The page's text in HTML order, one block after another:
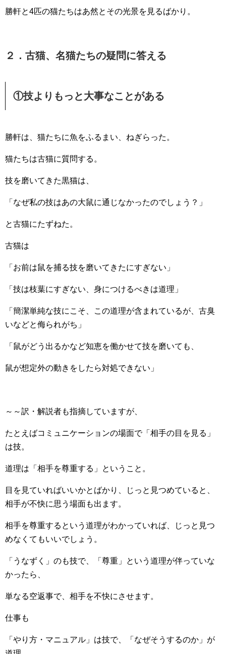
勝軒と4匹の猫たちはあ然とその光景を見るばかり。
２．古猫、名猫たちの疑問に答える
①技よりもっと大事なことがある
勝軒は、猫たちに魚をふるまい、ねぎらった。
猫たちは古猫に質問する。
技を磨いてきた黒猫は、
「なぜ私の技はあの大鼠に通じなかったのでしょう？」
と古猫にたずねた。
古猫は
「お前は鼠を捕る技を磨いてきたにすぎない」
「技は枝葉にすぎない、身につけるべきは道理」
「簡潔単純な技にこそ、この道理が含まれているが、古臭
いなどと侮られがち」
「鼠がどう出るかなど知恵を働かせて技を磨いても、
鼠が想定外の動きをしたら対処できない」
～～訳・解説者も指摘していますが、
たとえばコミュニケーションの場面で「相手の目を見る」
は技。
道理は「相手を尊重する」ということ。
目を見ていればいいかとばかり、じっと見つめていると、
相手が不快に思う場面も出ます。
相手を尊重するという道理がわかっていれば、じっと見つ
めなくてもいいでしょう。
「うなずく」のも技で、「尊重」という道理が伴っていな
かったら、
単なる空返事で、相手を不快にさせます。
仕事も
「やり方・マニュアル」は技で、「なぜそうするのか」が